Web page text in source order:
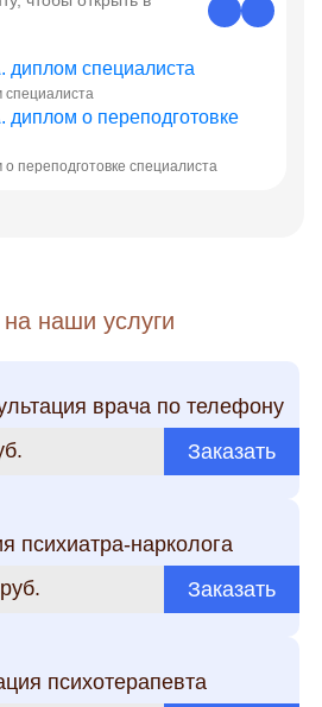
переподготовке специалиста
наши услуги
врача по телефону
Заказать
психиатра-нарколога
Заказать
психотерапевта